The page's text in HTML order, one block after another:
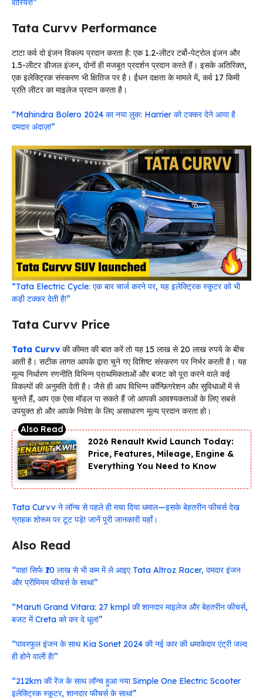
वारियर!”
Tata Curvv Performance
टाटा कर्व दो इंजन विकल्प प्रदान करता है: एक 1.2-लीटर टर्बो-पेट्रोल इंजन और
1.5-लीटर डीजल इंजन, दोनों ही मजबूत प्रदर्शन प्रदान करते हैं। इसके अतिरिक्त,
एक इलेक्ट्रिक संस्करण भी क्षितिज पर है। ईंधन दक्षता के मामले में, कर्व 17 किमी
प्रति लीटर का माइलेज प्रदान करता है।
“Mahindra Bolero 2024 का नया लुक: Harrier को टक्कर देने आया है
दमदार अंदाज़!”
“Tata Electric Cycle: एक बार चार्ज करने पर, यह इलेक्ट्रिक स्कूटर को भी
कड़ी टक्कर देती है!”
Tata Curvv Price
Tata Curvv की कीमत की बात करें तो यह 15 लाख से 20 लाख रुपये के बीच
आती है। सटीक लागत आपके द्वारा चुने गए विशिष्ट संस्करण पर निर्भर करती है। यह
मूल्य निर्धारण रणनीति विभिन्न प्राथमिकताओं और बजट को पूरा करने वाले कई
विकल्पों की अनुमति देती है। जैसे ही आप विभिन्न कॉन्फ़िगरेशन और सुविधाओं में से
चुनते हैं, आप एक ऐसा मॉडल पा सकते हैं जो आपकी आवश्यकताओं के लिए सबसे
उपयुक्त हो और आपके निवेश के लिए असाधारण मूल्य प्रदान करता हो।
2026 Renault Kwid Launch Today:
Price, Features, Mileage, Engine &
Everything You Need to Know
Tata Curvv ने लॉन्च से पहले ही मचा दिया धमाल—इसके बेहतरीन फीचर्स देख
ग्राहक शोरूम पर टूट पड़े! जानें पूरी जानकारी यहाँ।
Also Read
“वाह! सिर्फ ₹10 लाख से भी कम में ले आइए Tata Altroz Racer, दमदार इंजन
और प्रीमियम फीचर्स के साथ!”
“Maruti Grand Vitara: 27 kmpl की शानदार माइलेज और बेहतरीन फीचर्स,
बजट में Creta को कर दे धूल!”
“पावरफुल इंजन के साथ Kia Sonet 2024 की नई कार की धमाकेदार एंट्री जल्द
ही होने वाली है!”
“212km की रेंज के साथ लॉन्च हुआ नया Simple One Electric Scooter
इलेक्ट्रिक स्कूटर, शानदार फीचर्स के साथ!”